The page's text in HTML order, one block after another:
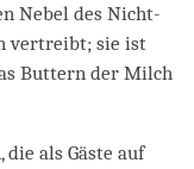
Nebel des Nicht-
vertreibt; sie ist
Buttern der Milch
als Gäste auf